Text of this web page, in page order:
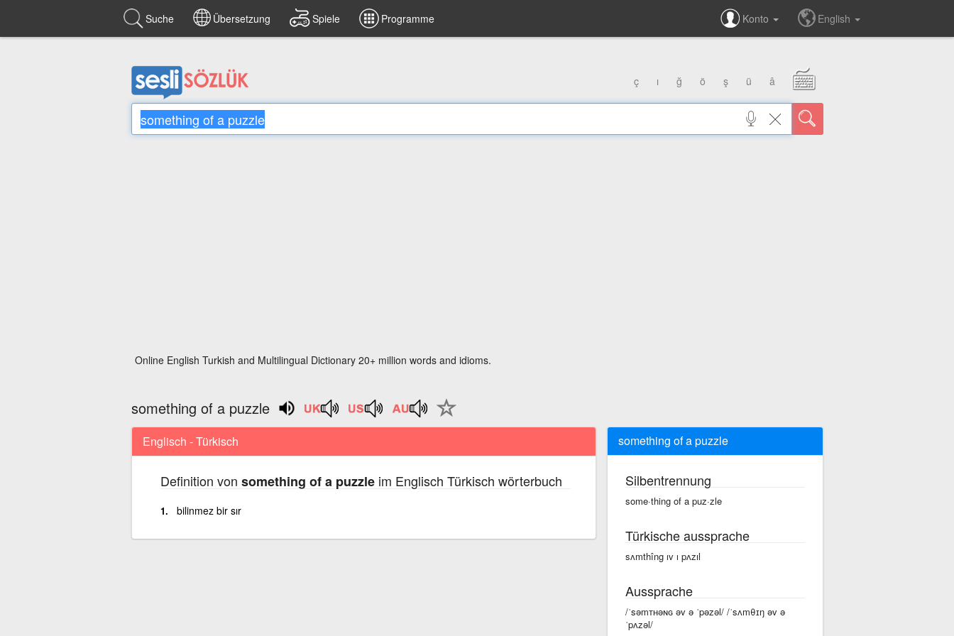
Suche Übersetzung Spiele Programme Konto English
ç ı ğ ö ş ü â
Online English Turkish and Multilingual Dictionary 20+ million words and idioms.
something of a puzzle
Englisch - Türkisch
Definition von something of a puzzleim Englisch Türkisch wörterbuch
bilinmez bir sır
something of a puzzle
Silbentrennung
some·thing of a puz·zle
Türkische aussprache
sʌmthîng ıv ı pʌzıl
Aussprache
/ˈsəmᴛʜəɴɢ əv ə ˈpəzəl/ /ˈsʌmθɪŋ əv ə
ˈpʌzəl/